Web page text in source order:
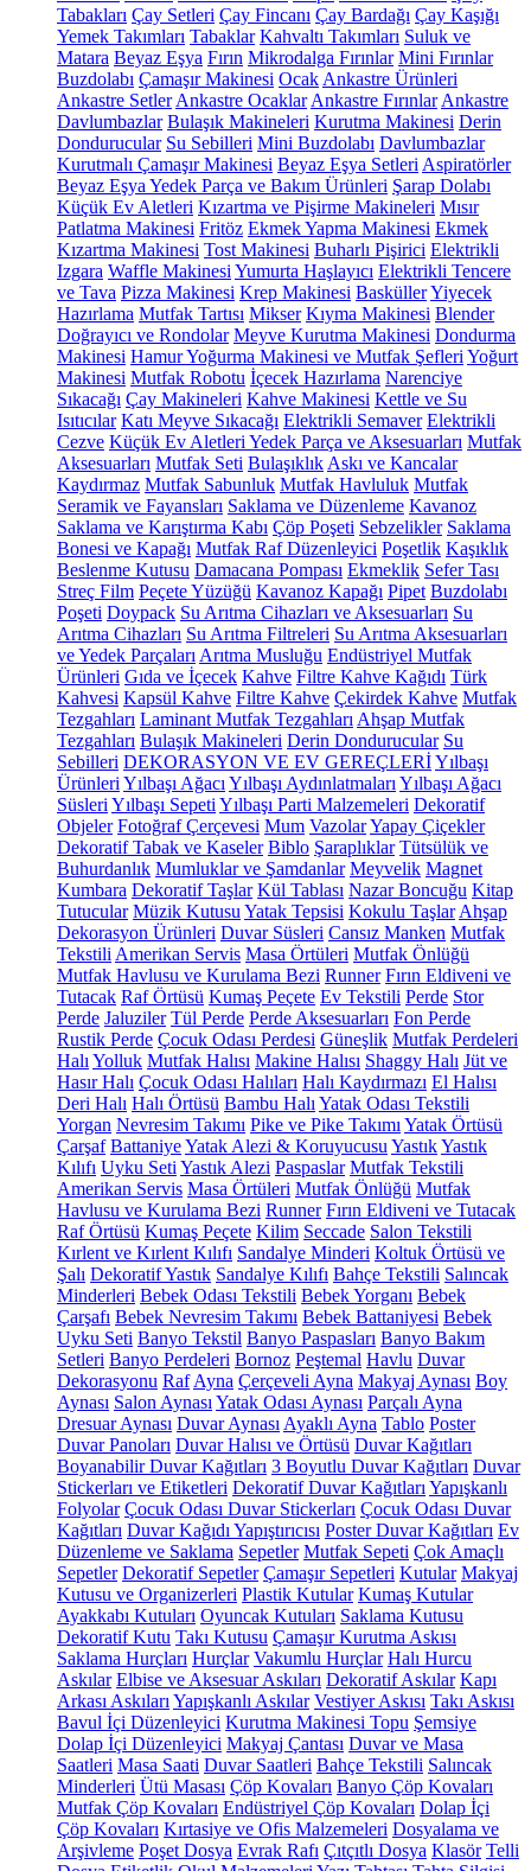
Tabakları Çay Setleri Çay Fincanı Çay Bardağı Çay Kaşığı
Yemek Takımları Tabaklar Kahvaltı Takımları Suluk ve
Matara Beyaz Eşya Fırın Mikrodalga Fırınlar Mini Fırınlar
Buzdolabı Çamaşır Makinesi Ocak Ankastre Ürünleri
Ankastre Setler Ankastre Ocaklar Ankastre Fırınlar Ankastre
Davlumbazlar Bulaşık Makineleri Kurutma Makinesi Derin
Dondurucular Su Sebilleri Mini Buzdolabı Davlumbazlar
Kurutmalı Çamaşır Makinesi Beyaz Eşya Setleri Aspiratörler
Beyaz Eşya Yedek Parça ve Bakım Ürünleri Şarap Dolabı
Küçük Ev Aletleri Kızartma ve Pişirme Makineleri Mısır
Patlatma Makinesi Fritöz Ekmek Yapma Makinesi Ekmek
Kızartma Makinesi Tost Makinesi Buharlı Pişirici Elektrikli
Izgara Waffle Makinesi Yumurta Haşlayıcı Elektrikli Tencere
ve Tava Pizza Makinesi Krep Makinesi BasküllerYiyecek
Hazırlama Mutfak Tartısı Mikser Kıyma Makinesi Blender
Doğrayıcı ve Rondolar Meyve Kurutma Makinesi Dondurma
Makinesi Hamur Yoğurma Makinesi ve Mutfak Şefleri Yoğurt
Makinesi Mutfak Robotu İçecek Hazırlama Narenciye
Sıkacağı Çay Makineleri Kahve Makinesi Kettle ve Su
Isıtıcılar Katı Meyve Sıkacağı Elektrikli Semaver Elektrikli
Cezve Küçük Ev Aletleri Yedek Parça ve Aksesuarları Mutfak
Aksesuarları Mutfak Seti Bulaşıklık Askı ve Kancalar
Kaydırmaz Mutfak Sabunluk Mutfak Havluluk Mutfak
Seramik ve Fayansları Saklama ve Düzenleme Kavanoz
Saklama ve Karıştırma Kabı Çöp Poşeti Sebzelikler Saklama
Bonesi ve Kapağı Mutfak Raf Düzenleyici Poşetlik Kaşıklık
Beslenme Kutusu Damacana Pompası Ekmeklik Sefer Tası
Streç Film Peçete Yüzüğü Kavanoz Kapağı Pipet Buzdolabı
Poşeti Doypack Su Arıtma Cihazları ve Aksesuarları Su
Arıtma Cihazları Su Arıtma Filtreleri Su Arıtma Aksesuarları
ve Yedek Parçaları Arıtma Musluğu Endüstriyel Mutfak
Ürünleri Gıda ve İçecek Kahve Filtre Kahve Kağıdı Türk
Kahvesi Kapsül Kahve Filtre Kahve Çekirdek Kahve Mutfak
Tezgahları Laminant Mutfak Tezgahları Ahşap Mutfak
Tezgahları Bulaşık Makineleri Derin Dondurucular Su
Sebilleri DEKORASYON VE EV GEREÇLERİYılbaşı
Ürünleri Yılbaşı Ağacı Yılbaşı Aydınlatmaları Yılbaşı Ağacı
Süsleri Yılbaşı Sepeti Yılbaşı Parti Malzemeleri Dekoratif
Objeler Fotoğraf Çerçevesi Mum VazolarYapay Çiçekler
Dekoratif Tabak ve Kaseler Biblo Şaraplıklar Tütsülük ve
Buhurdanlık Mumluklar ve Şamdanlar Meyvelik Magnet
Kumbara Dekoratif Taşlar Kül Tablası Nazar Boncuğu Kitap
Tutucular Müzik Kutusu Yatak Tepsisi Kokulu Taşlar Ahşap
Dekorasyon Ürünleri Duvar Süsleri Cansız Manken Mutfak
Tekstili Amerikan Servis Masa Örtüleri Mutfak Önlüğü
Mutfak Havlusu ve Kurulama Bezi Runner Fırın Eldiveni ve
Tutacak Raf Örtüsü Kumaş Peçete Ev Tekstili Perde Stor
Perde Jaluziler Tül Perde Perde Aksesuarları Fon Perde
Rustik Perde Çocuk Odası Perdesi Güneşlik Mutfak Perdeleri
Halı Yolluk Mutfak Halısı Makine Halısı Shaggy Halı Jüt ve
Hasır Halı Çocuk Odası Halıları Halı Kaydırmazı El Halısı
Deri Halı Halı Örtüsü Bambu Halı Yatak Odası Tekstili
Yorgan Nevresim Takımı Pike ve Pike Takımı Yatak Örtüsü
Çarşaf BattaniyeYatak Alezi & Koruyucusu YastıkYastık
Kılıfı Uyku Seti Yastık Alezi Paspaslar Mutfak Tekstili
Amerikan Servis Masa Örtüleri Mutfak Önlüğü Mutfak
Havlusu ve Kurulama Bezi Runner Fırın Eldiveni ve Tutacak
Raf Örtüsü Kumaş Peçete Kilim Seccade Salon Tekstili
Kırlent ve Kırlent Kılıfı Sandalye Minderi Koltuk Örtüsü ve
Şalı Dekoratif Yastık Sandalye Kılıfı Bahçe Tekstili Salıncak
Minderleri Bebek Odası Tekstili Bebek Yorganı Bebek
Çarşafı Bebek Nevresim Takımı Bebek Battaniyesi Bebek
Uyku Seti Banyo Tekstil Banyo Paspasları Banyo Bakım
Setleri Banyo Perdeleri Bornoz Peştemal Havlu Duvar
Dekorasyonu Raf Ayna Çerçeveli Ayna Makyaj Aynası Boy
Aynası Salon Aynası Yatak Odası Aynası Parçalı Ayna
Dresuar Aynası Duvar Aynası Ayaklı Ayna Tablo Poster
Duvar Panoları Duvar Halısı ve Örtüsü Duvar Kağıtları
Boyanabilir Duvar Kağıtları 3 Boyutlu Duvar Kağıtları Duvar
Stickerları ve Etiketleri Dekoratif Duvar Kağıtları Yapışkanlı
Folyolar Çocuk Odası Duvar Stickerları Çocuk Odası Duvar
Kağıtları Duvar Kağıdı Yapıştırıcısı Poster Duvar Kağıtları Ev
Düzenleme ve Saklama Sepetler Mutfak Sepeti Çok Amaçlı
Sepetler Dekoratif Sepetler Çamaşır Sepetleri Kutular Makyaj
Kutusu ve Organizerleri Plastik Kutular Kumaş Kutular
Ayakkabı Kutuları Oyuncak Kutuları Saklama Kutusu
Dekoratif Kutu Takı Kutusu Çamaşır Kurutma Askısı
Saklama Hurçları Hurçlar Vakumlu Hurçlar Halı Hurcu
Askılar Elbise ve Aksesuar Askıları Dekoratif Askılar Kapı
Arkası Askıları Yapışkanlı Askılar Vestiyer Askısı Takı Askısı
Bavul İçi Düzenleyici Kurutma Makinesi Topu Şemsiye
Dolap İçi Düzenleyici Makyaj Çantası Duvar ve Masa
Saatleri Masa Saati Duvar Saatleri Bahçe Tekstili Salıncak
Minderleri Ütü Masası Çöp Kovaları Banyo Çöp Kovaları
Mutfak Çöp Kovaları Endüstriyel Çöp Kovaları Dolap İçi
Çöp Kovaları Kırtasiye ve Ofis Malzemeleri Dosyalama ve
Arşivleme Poşet Dosya Evrak Rafı Çıtçıtlı Dosya Klasör Telli